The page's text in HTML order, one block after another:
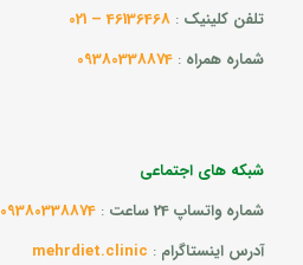
تلفن کلینیک :
46136468 – 021
شماره همراه :
09380338874
شبکه های اجتماعی
شماره واتساپ 24 ساعت
:
09380338874
آدرس اینستاگرام :
mehrdiet.clinic